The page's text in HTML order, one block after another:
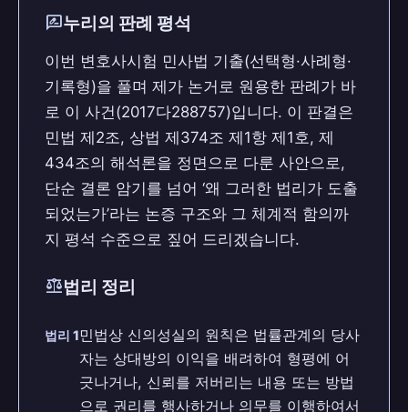
rate_review누리의 판례 평석
이번 변호사시험 민사법 기출(선택형·사례형·
기록형)을 풀며 제가 논거로 원용한 판례가 바
로 이 사건(2017다288757)입니다. 이 판결은
민법 제2조, 상법 제374조 제1항 제1호, 제
434조의 해석론을 정면으로 다룬 사안으로,
단순 결론 암기를 넘어 ‘왜 그러한 법리가 도출
되었는가’라는 논증 구조와 그 체계적 함의까
지 평석 수준으로 짚어 드리겠습니다.
balance법리 정리
법리 1민법상 신의성실의 원칙은 법률관계의 당사
자는 상대방의 이익을 배려하여 형평에 어
긋나거나, 신뢰를 저버리는 내용 또는 방법
으로 권리를 행사하거나 의무를 이행하여서